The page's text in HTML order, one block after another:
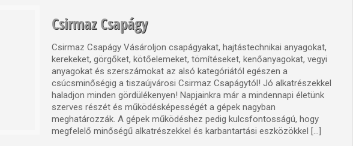
Csirmaz Csapágy
Csirmaz Csapágy Vásároljon csapágyakat, hajtástechnikai anyagokat,
kerekeket, görgőket, kötőelemeket, tömítéseket, kenőanyagokat, vegyi
anyagokat és szerszámokat az alsó kategóriától egészen a
csúcsminőségig a tiszaújvárosi Csirmaz Csapágytól! Jó alkatrészekkel
haladjon minden gördülékenyen! Napjainkra már a mindennapi életünk
szerves részét és működésképességét a gépek nagyban
meghatározzák. A gépek működéshez pedig kulcsfontosságú, hogy
megfelelő minőségű alkatrészekkel és karbantartási eszközökkel […]